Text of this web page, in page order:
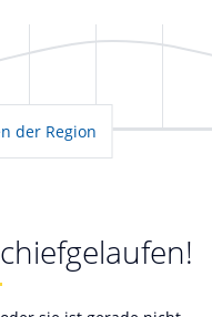
der Region